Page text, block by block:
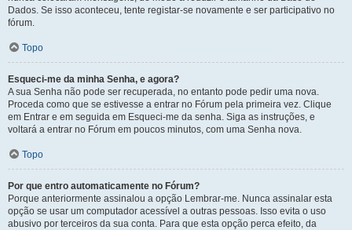
Dados. Se isso aconteceu, tente registar-se novamente e ser participativo no
fórum.
Topo
Esqueci-me da minha Senha, e agora?
A sua Senha não pode ser recuperada, no entanto pode pedir uma nova.
Proceda como que se estivesse a entrar no Fórum pela primeira vez. Clique
em Entrar e em seguida em Esqueci-me da senha. Siga as instruções, e
voltará a entrar no Fórum em poucos minutos, com uma Senha nova.
Topo
Por que entro automaticamente no Fórum?
Porque anteriormente assinalou a opção Lembrar-me. Nunca assinalar esta
opção se usar um computador acessível a outras pessoas. Isso evita o uso
abusivo por terceiros da sua conta. Para que esta opção perca efeito, da